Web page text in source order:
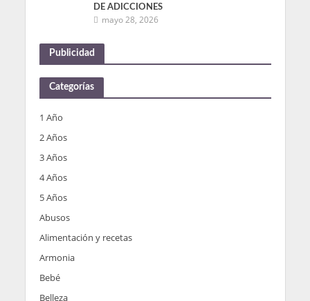
DE ADICCIONES
mayo 28, 2026
Publicidad
Categorías
1 Año
2 Años
3 Años
4 Años
5 Años
Abusos
Alimentación y recetas
Armonia
Bebé
Belleza